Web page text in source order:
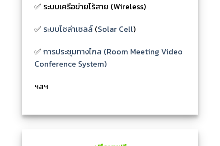
✅ ระบบเครือข่ายไร้สาย (Wireless)
✅ ระบบโซล่าเซลล์ (Solar Cell)
✅ การประชุมทางไกล (Room Meeting Video
Conference System)
ฯลฯ